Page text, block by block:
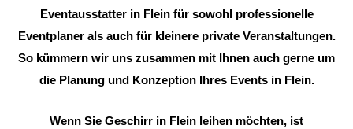
Eventausstatter in Flein für sowohl professionelle
Eventplaner als auch für kleinere private Veranstaltungen.
So kümmern wir uns zusammen mit Ihnen auch gerne um
die Planung und Konzeption Ihres Events in Flein.
Wenn Sie Geschirr in Flein leihen möchten, ist